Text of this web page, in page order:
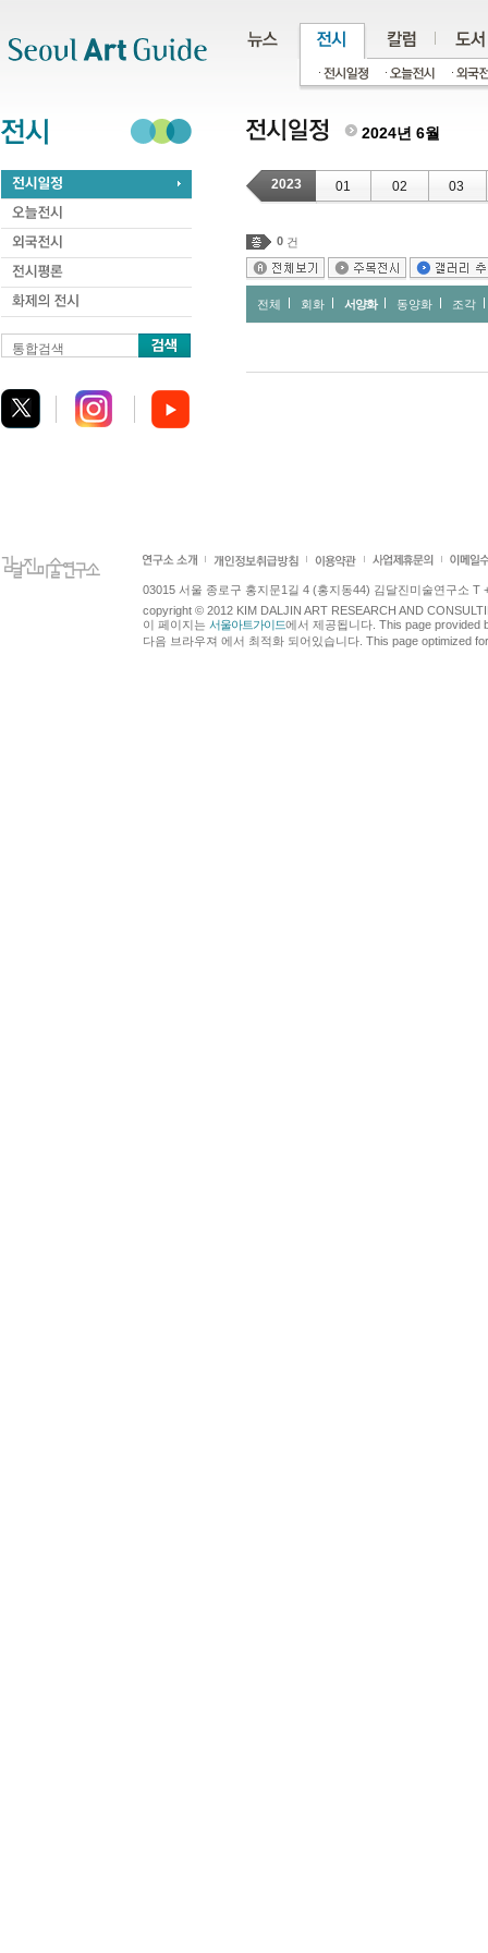
통합검색
2024년 6월
2023 01 02 03
0 건
전체 회화 서양화 동양화 조각
03015 서울 종로구 홍지문1길 4 (홍지동44) 김달진미술연구소 T
copyright © 2012 KIM DALJIN ART RESEARCH AND
이 페이지는 서울아트가이드에서 제공됩니다. This page provided
다음 브라우져 에서 최적화 되어있습니다. This page optimized